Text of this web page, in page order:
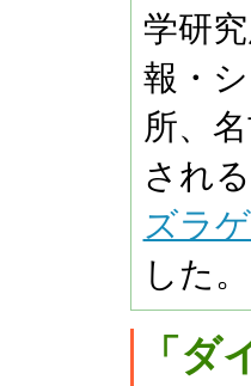
学研
報・
所、
され
ズラ
した
「